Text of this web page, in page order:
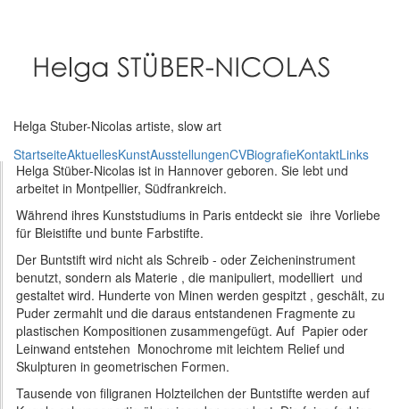
Helga Stuber-Nicolas artiste, slow art
StartseiteAktuellesKunstAusstellungenCVBiografieKontaktLinks
Helga Stüber-Nicolas ist in Hannover geboren. Sie lebt und
arbeitet in Montpellier, Südfrankreich.
Während ihres Kunststudiums in Paris entdeckt sie ihre Vorliebe
für Bleistifte und bunte Farbstifte.
Der Buntstift wird nicht als Schreib - oder Zeicheninstrument
benutzt, sondern als Materie , die manipuliert, modelliert und
gestaltet wird. Hunderte von Minen werden gespitzt , geschält, zu
Puder zermahlt und die daraus entstandenen Fragmente zu
plastischen Kompositionen zusammengefügt. Auf Papier oder
Leinwand entstehen Monochrome mit leichtem Relief und
Skulpturen in geometrischen Formen.
Tausende von filigranen Holzteilchen der Buntstifte werden auf